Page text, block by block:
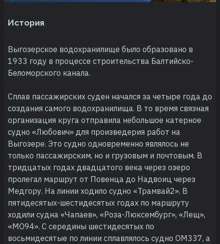
История
Выгозерское водохранилище было образовано в
1933 году в процессе строительства Балтийско-
Беломорского канала.
Сплав пассажирских суден начался за четыре года до
создания самого водохранилища. В то время связная
организация круга отправила небольшое катерное
судно «Любович» для произведерия работ на
Выгозере. Это судно одновременно являлось не
только пассажирским, но и грузовым и почтовым. В
тридцатых годах двадцатого века через озеро
пролегал маршрут от Повенца до Надвоиц через
Медгору. На линии ходило судно «Трамвай2». В
пятидесятых-шестидесятых годах по маршруту
ходили судна «Чапаев», «Роза-Люксембург», «Лещ»,
«МО94». С середины шестидесятых по
восьмидесятые по линии сплавлялось судно ОМ337, а